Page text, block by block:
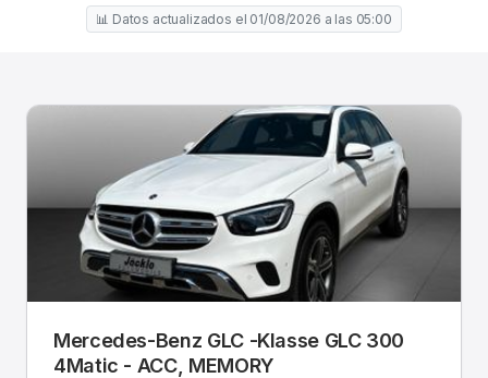
📊 Datos actualizados el 01/08/2026 a las 05:00
Mercedes-Benz GLC -Klasse GLC 300
4Matic - ACC, MEMORY